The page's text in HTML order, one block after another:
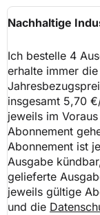
Nachhaltige
Ich bestelle 4
erhalte immer
insgesamt 5,70
jeweils im
Abonnement
Abonnement ist
Ausgabe
gelieferte
jeweils gültige
und die